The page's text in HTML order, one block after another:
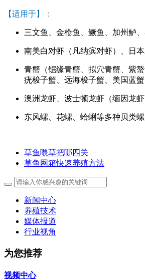
【适用于】：
三文鱼、金枪鱼、鳜鱼、加州鲈
南美白对虾（凡纳滨对虾）、日
青蟹（锯缘青蟹、拟穴青蟹、紫
疣梭子蟹、远海梭子蟹、美国蓝蟹
澳洲龙虾、波士顿龙虾（缅因龙
东风螺、花螺、蛤蜊等多种贝类螺
草鱼喂草把哪四关
草鱼网箱快速养殖方法
新闻中心
养殖技术
媒体报道
行业视角
为您推荐
视频中心